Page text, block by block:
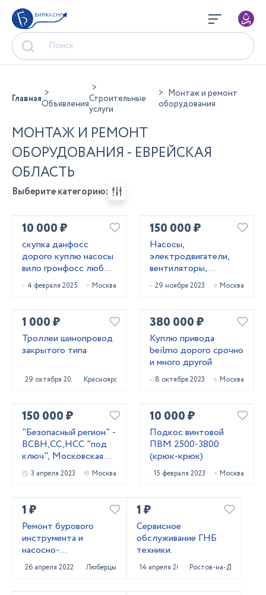
БИРЖА СНГ
ГлавнаяОбъявленияСтроительные
услуги
Монтаж и ремонт
оборудования
МОНТАЖ И РЕМОНТ
ОБОРУДОВАНИЯ - ЕВРЕЙСКАЯ
ОБЛАСТЬ
Выберите категорию:
10 000 ₽
скупка данфосс
дорого куплю насосы
вило гронфосс любое
модель срочно
4 февраля 2025 Москва
150 000 ₽
Насосы,
электродвигатели,
вентиляторы,
редукторы
29 ноября 2023 Москва
1 000 ₽
Троллеи шинопровод
закрытого типа
29 октября 2023 Красноярск
380 000 ₽
Куплю привода
beilmo дорого срочно
и много другой
8 октября 2023 Москва
150 000 ₽
"Безопасный регион" -
ВСВН,СС,НСС "под
ключ", Московская
область.
3 апреля 2023 Москва
10 000 ₽
Подкос винтовой
ПВМ 2500-3800
(крюк-крюк)
15 февраля 2023 Москва
1 ₽
Ремонт бурового
инструмента и
насосно-
смесительных узлов.
26 апреля 2022 Люберцы
1 ₽
Сервисное
обслуживание ГНБ
техники.
14 апреля 2022 Ростов-на-Дону